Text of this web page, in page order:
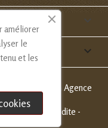

keyboard_arrow_down
2026 - Création Agence
interdite -
améliorer
le
et les